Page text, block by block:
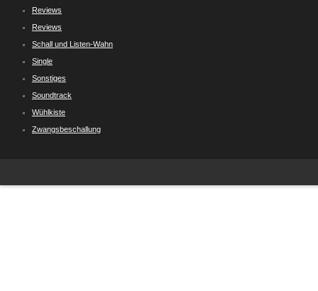
Reviews
Reviews
Schall und Listen-Wahn
Single
Sonstiges
Soundtrack
Wühlkiste
Zwangsbeschallung